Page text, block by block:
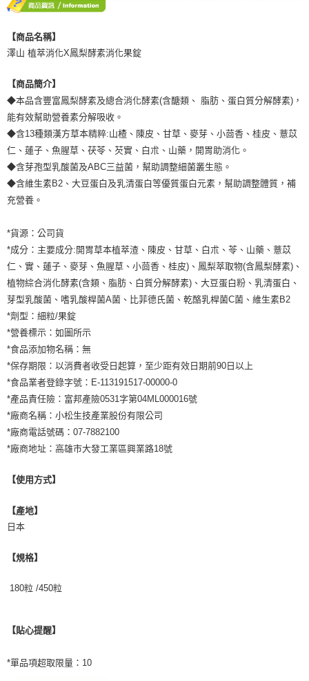
【商品名稱】
澤山 植萃消化X鳳梨酵素消化果錠
【商品簡介】
◆本品含豐富鳳梨酵素及總合消化酵素(含醣類、 脂肪、蛋白質分解酵素)，
能有效幫助營養素分解吸收。
◆含13種類漢方草本精粹:山楂、陳皮、甘草、麥芽、小茴香、桂皮、薏苡
仁、蓮子、魚腥草、茯苓、芡實、白朮、山藥，開胃助消化。
◆含芽孢型乳酸菌及ABC三益菌，幫助調整細菌叢生態。
◆含維生素B2、大豆蛋白及乳清蛋白等優質蛋白元素，幫助調整體質，補
充營養。
*貨源：公司貨
*成分：主要成分:開胃草本植萃渣、陳皮、甘草、白朮、苓、山藥、薏苡
仁、實、蓮子、麥芽、魚腥草、小茴香、桂皮)、鳳梨萃取物(含鳳梨酵素)、
植物綜合消化酵素(含類、脂肪、白質分解酵素)、大豆蛋白粉、乳清蛋白、
芽型乳酸菌、嗜乳酸桿菌A菌、比菲德氏菌、乾酪乳桿菌C菌、維生素B2
*劑型：細粒/果錠
*營養標示：如圖所示
*食品添加物名稱：無
*保存期限：以消費者收受日起算，至少距有效日期前90日以上
*食品業者登錄字號：E-113191517-00000-0
*產品責任險：富邦產險0531字第04ML000016號
*廠商名稱：小松生技產業股份有限公司
*廠商電話號碼：07-7882100
*廠商地址：高雄市大發工業區興業路18號
【使用方式】
【產地】
日本
【規格】
180粒 /450粒
【貼心提醒】
*單品項超取限量：10